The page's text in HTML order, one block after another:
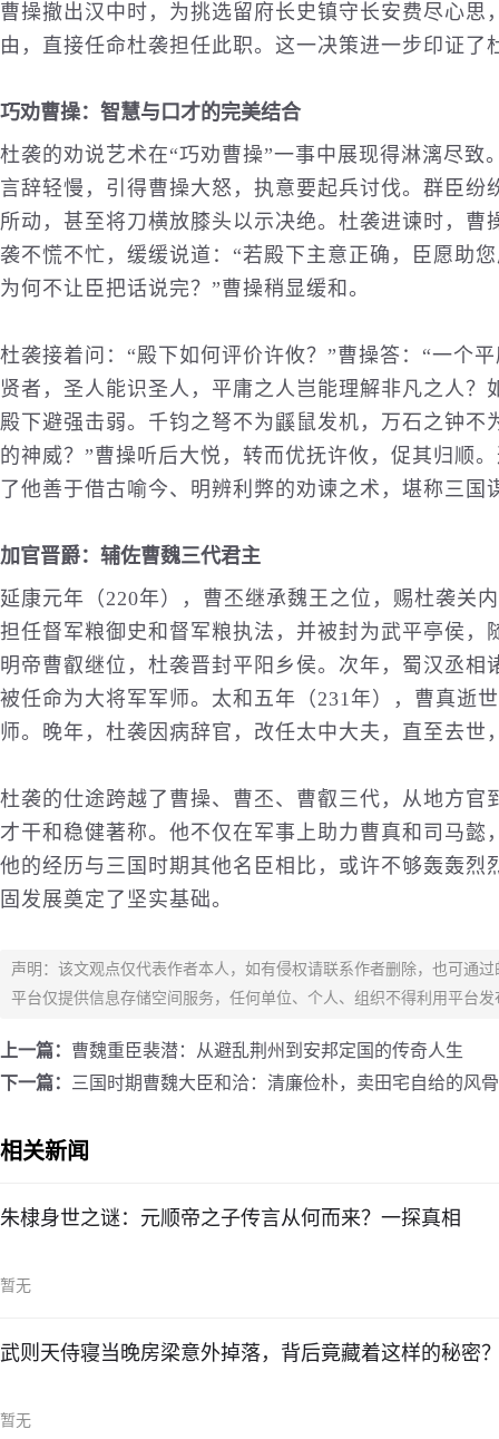
曹操撤出汉中时，为挑选留府长史镇守长安费尽心思
由，直接任命杜袭担任此职。这一决策进一步印证了
巧劝曹操：智慧与口才的完美结合
杜袭的劝说艺术在“巧劝曹操”一事中展现得淋漓尽
言辞轻慢，引得曹操大怒，执意要起兵讨伐。群臣
所动，甚至将刀横放膝头以示决绝。杜袭进谏时，曹
袭不慌不忙，缓缓说道：“若殿下主意正确，臣愿助
为何不让臣把话说完？”曹操稍显缓和。
杜袭接着问：“殿下如何评价许攸？”曹操答：“一个
贤者，圣人能识圣人，平庸之人岂能理解非凡之人
殿下避强击弱。千钧之弩不为鼷鼠发机，万石之钟
的神威？”曹操听后大悦，转而优抚许攸，促其归顺
了他善于借古喻今、明辨利弊的劝谏之术，堪称三国
加官晋爵：辅佐曹魏三代君主
延康元年（220年），曹丕继承魏王之位，赐杜袭关
担任督军粮御史和督军粮执法，并被封为武平亭侯，
明帝曹叡继位，杜袭晋封平阳乡侯。次年，蜀汉丞
被任命为大将军军师。太和五年（231年），曹真逝
师。晚年，杜袭因病辞官，改任太中大夫，直至去世
杜袭的仕途跨越了曹操、曹丕、曹叡三代，从地方
才干和稳健著称。他不仅在军事上助力曹真和司马
他的经历与三国时期其他名臣相比，或许不够轰轰
固发展奠定了坚实基础。
声明：该文观点仅代表作者本人，如有侵权请联系作者删除，也可通
平台仅提供信息存储空间服务，任何单位、个人、组织不得利用平台
上一篇： 曹魏重臣裴潜：从避乱荆州到安邦定国的传奇人生
下一篇：
三国时期曹魏大臣和洽：清廉俭朴，卖田宅自给的风
相关新闻
朱棣身世之谜：元顺帝之子传言从何而来？一探真相
暂无
武则天侍寝当晚房梁意外掉落，背后竟藏着这样的秘密
暂无